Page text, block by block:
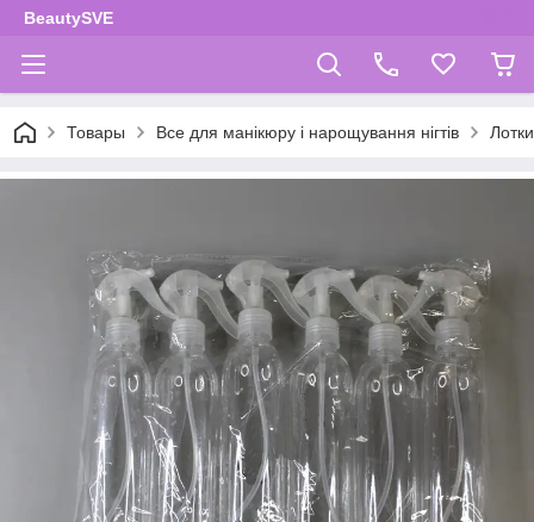
BeautySVE
Товары Все для манікюру і нарощування нігтів